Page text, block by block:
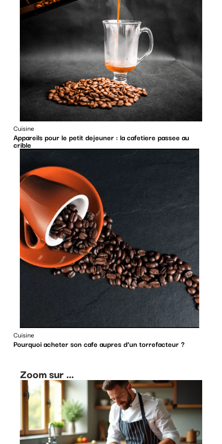
Cuisine
Appareils pour le petit dejeuner : la cafetiere passee au
crible
Cuisine
Pourquoi acheter son cafe aupres d’un torrefacteur ?
Zoom sur ...